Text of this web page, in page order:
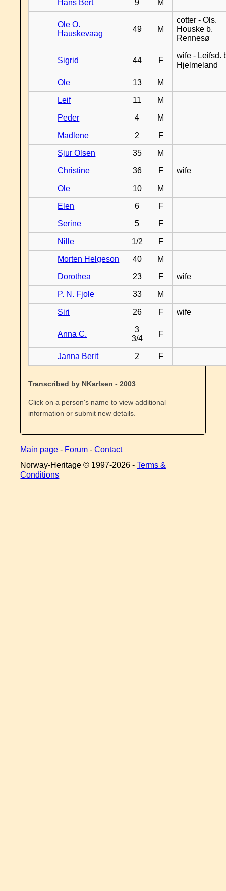
Hans Bert 9 M
Ole O.
Hauskevaag
49 M
cotter - Ols.
Houske b.
Rennesø
Sigrid 44 F
wife - Leifsd.
Hjelmeland
Ole 13 M
Leif 11 M
Peder 4 M
Madlene 2 F
Sjur Olsen 35 M
Christine 36 F wife
Ole 10 M
Elen 6 F
Serine 5 F
Nille 1/2 F
Morten Helgeson 40 M
Dorothea 23 F wife
P. N. Fjole 33 M
Siri 26 F wife
Anna C.
3
3/4
F
Janna Berit 2 F
Transcribed by NKarlsen - 2003
Click on a person's name to view additional
information or submit new details.
Main page - Forum -Contact
Norway-Heritage © 1997-2026 -Terms &
Conditions